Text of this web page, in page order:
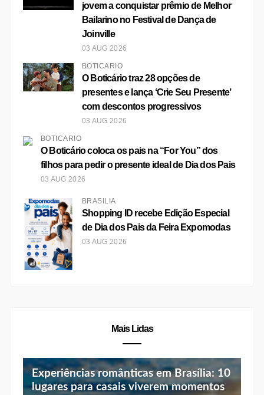
jovem a conquistar prêmio de Melhor
Bailarino no Festival de Dança de
Joinville
03 AUG 2026
BOTICÁRIO
O Boticário traz 28 opções de
presentes e lança ‘Crie Seu Presente’
com descontos progressivos
03 AUG 2026
BOTICÁRIO
O Boticário coloca os pais na “For You” dos
filhos para pedir o presente ideal de Dia dos Pais
03 AUG 2026
BRASÍLIA
Shopping ID recebe Edição Especial
de Dia dos Pais da Feira Expomodas
03 AUG 2026
Mais Lidas
Experiências românticas em Brasília: 10
lugares para casais viverem momentos